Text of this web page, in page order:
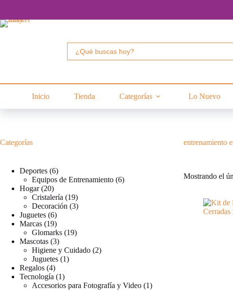
contenido
Buscar:
Inicio Tienda Categorías Lo Nuevo
entrenamiento
Mostrando el
Categorías
Deportes 66
productos
Equipos de Entrenamiento 66
Hogar 2020
productos
Cristalería 1919
productos
Decoración 33
Juguetes 66
productos
Marcas 1919
productos
Glomarks 1919
Mascotas 33
productos
Higiene y Cuidado 22
Juguetes 11
Regalos 44
productos
Tecnología 11
producto
Accesorios para Fotografía y Video 11